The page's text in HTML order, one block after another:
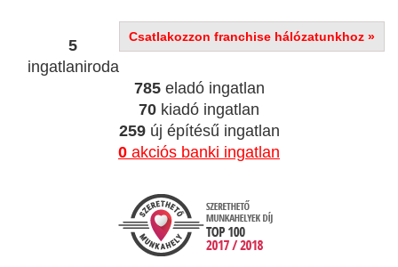
Csatlakozzon franchise hálózatunkhoz »
5
ingatlaniroda
785eladó ingatlan
70 kiadó ingatlan
259új építésű ingatlan
0 akciós banki ingatlan